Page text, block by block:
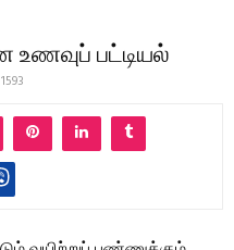
பட்டியல்
1593